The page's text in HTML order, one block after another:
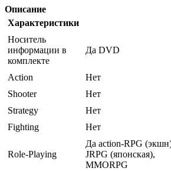
Описание
Характеристики
Носитель
информации в
комплекте
Да DVD
Action
Нет
Shooter
Нет
Strategy
Нет
Fighting
Нет
Role-Playing
Да action-RPG
JRPG (японская),
MMORPG